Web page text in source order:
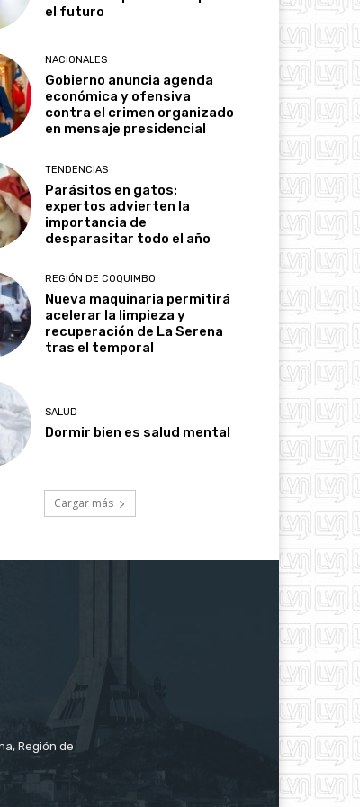
el futuro
NACIONALES
Gobierno anuncia agenda
económica y ofensiva
contra el crimen organizado
en mensaje presidencial
TENDENCIAS
Parásitos en gatos:
expertos advierten la
importancia de
desparasitar todo el año
REGIÓN DE COQUIMBO
Nueva maquinaria permitirá
acelerar la limpieza y
recuperación de La Serena
tras el temporal
SALUD
Dormir bien es salud mental
Cargar más
Región de